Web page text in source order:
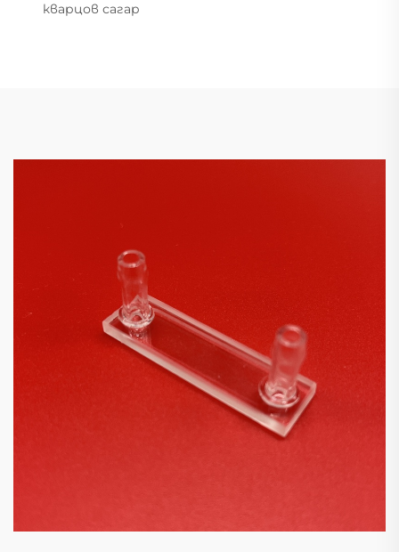
кварцов сагар